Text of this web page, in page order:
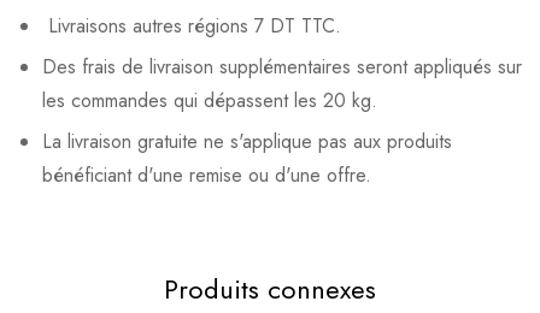
Livraisons autres régions 7 DT TTC.
Des frais de livraison supplémentaires seront appliqués sur
les commandes qui dépassent les 20 kg.
La livraison gratuite ne s'applique pas aux produits
bénéficiant d'une remise ou d'une offre.
Produits connexes